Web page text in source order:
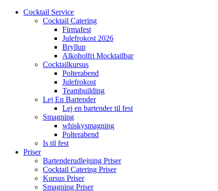
Cocktail Service
Cocktail Catering
Firmafest
Julefrokost 2026
Bryllup
Alkoholfri Mocktailbar
Cocktailkursus
Polterabend
Julefrokost
Teambuilding
Lej En Bartender
Lej en bartender til fest
Smagning
whiskysmagning
Polterabend
Is til fest
Priser
Bartenderudlejning Priser
Cocktail Catering Priser
Kursus Priser
Smagning Priser